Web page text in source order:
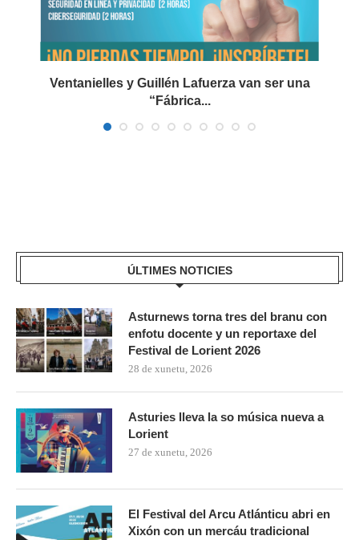
Ventanielles y Guillén Lafuerza van ser una
“Fábrica...
ÚLTIMES NOTICIES
Asturnews torna tres del branu con
enfotu docente y un reportaxe del
Festival de Lorient 2026
28 de xunetu, 2026
Asturies lleva la so música nueva a
Lorient
27 de xunetu, 2026
El Festival del Arcu Atlánticu abri en
Xixón con un mercáu tradicional